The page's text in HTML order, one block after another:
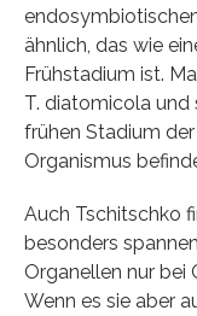
ähnlich, das wie
Frühstadium ist.
T. diatomicola und
frühen Stadium
Organismus
Auch Tschitschko
besonders
Organellen nur bei
Wenn es sie aber